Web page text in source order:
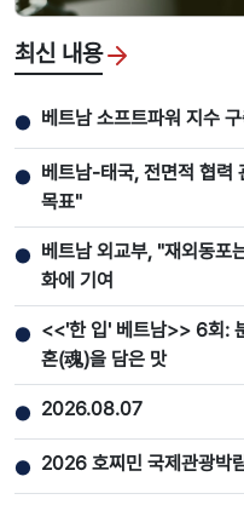
최신 내용
● 베트남 소프트파워 지수
● 베트남-태국, 전면적 협력
목표"
● 베트남 외교부, "재외동포
화에 기여
● <<'한 입' 베트남>> 6회:
혼(魂)을 담은 맛
● 2026.08.07
● 2026 호찌민 국제관광박